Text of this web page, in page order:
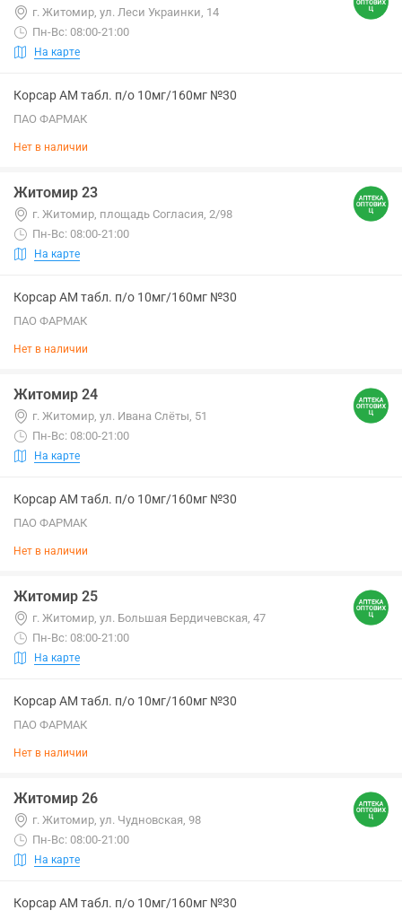
г. Житомир, ул. Леси Украинки, 14
Пн-Вс: 08:00-21:00
На карте
Корсар АМ табл. п/о 10мг/160мг №30
ПАО ФАРМАК
Нет в наличии
Житомир 23
г. Житомир, площадь Согласия, 2/98
Пн-Вс: 08:00-21:00
На карте
Корсар АМ табл. п/о 10мг/160мг №30
ПАО ФАРМАК
Нет в наличии
Житомир 24
г. Житомир, ул. Ивана Слёты, 51
Пн-Вс: 08:00-21:00
На карте
Корсар АМ табл. п/о 10мг/160мг №30
ПАО ФАРМАК
Нет в наличии
Житомир 25
г. Житомир, ул. Большая Бердичевская, 47
Пн-Вс: 08:00-21:00
На карте
Корсар АМ табл. п/о 10мг/160мг №30
ПАО ФАРМАК
Нет в наличии
Житомир 26
г. Житомир, ул. Чудновская, 98
Пн-Вс: 08:00-21:00
На карте
Корсар АМ табл. п/о 10мг/160мг №30